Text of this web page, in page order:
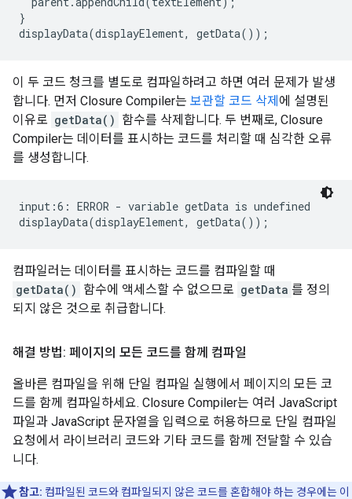
}
displayData(displayElement, getData());
이 두 코드 청크를 별도로 컴파일하려고 하면 여러 문제가 발생
합니다. 먼저 Closure Compiler는 보관할 코드 삭제 에 설명된
이유로 getData() 함수를 삭제합니다. 두 번째로, Closure
Compiler는 데이터를 표시하는 코드를 처리할 때 심각한 오류
를 생성합니다.
input:6: ERROR - variable getData is undefined
컴파일러는 데이터를 표시하는 코드를 컴파일할 때
getData() 함수에 액세스할 수 없으므로 getData 를 정의
되지 않은 것으로 취급합니다.
해결 방법: 페이지의 모든 코드를 함께 컴파일
올바른 컴파일을 위해 단일 컴파일 실행에서 페이지의 모든 코
드를 함께 컴파일하세요. Closure Compiler는 여러 JavaScript
파일과 JavaScript 문자열을 입력으로 허용하므로 단일 컴파일
요청에서 라이브러리 코드와 기타 코드를 함께 전달할 수 있습
니다.
참고: 컴파일된 코드와 컴파일되지 않은 코드를 혼합해야 하는 경우에는 이